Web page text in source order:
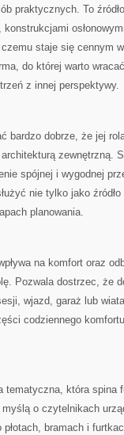
praktycznych. To
staje się cennym
do której warto
z innej perspektywy.
bardzo dobrze, że jej
zewnętrzną.
spójnej i wygodnej
nie tylko jako źródło
planowania.
na komfort oraz
Pozwala dostrzec, że
wjazd, garaż lub
codziennego
tematyczna, która spina
o czytelnikach
bramach i